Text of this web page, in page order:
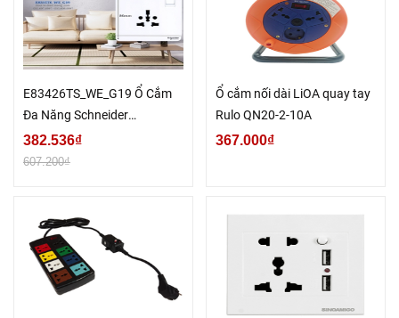
E83426TS_WE_G19 Ổ Cắm
Đa Năng Schneider
AvatarOn
382.536₫
607.200₫
Ổ cắm nối dài LiOA quay tay
Rulo QN20-2-10A
367.000₫